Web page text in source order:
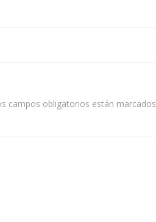
campos obligatorios están